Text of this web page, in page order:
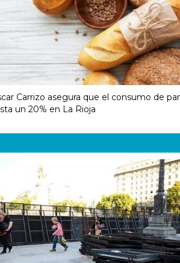
Carrizo asegura que el consumo de
un 20% en La Rioja